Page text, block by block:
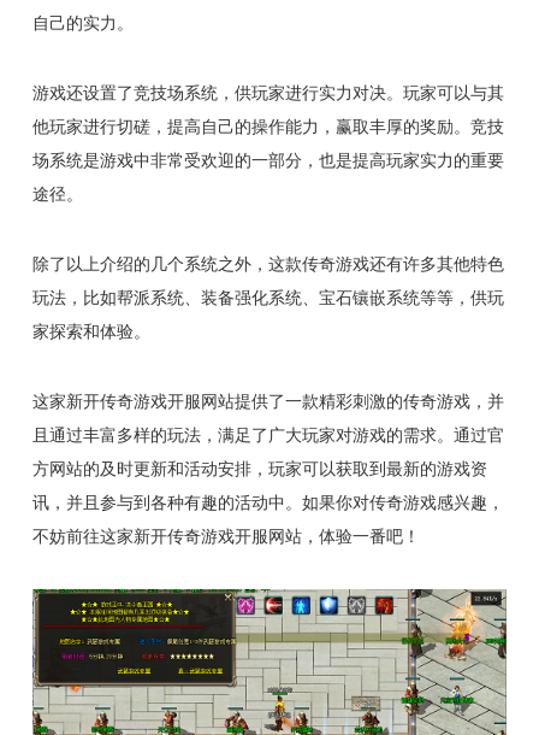
自己的实力。
游戏还设置了竞技场系统，供玩家进行实力对决。玩家可以与其
他玩家进行切磋，提高自己的操作能力，赢取丰厚的奖励。竞技
场系统是游戏中非常受欢迎的一部分，也是提高玩家实力的重要
途径。
除了以上介绍的几个系统之外，这款传奇游戏还有许多其他特色
玩法，比如帮派系统、装备强化系统、宝石镶嵌系统等等，供玩
家探索和体验。
这家新开传奇游戏开服网站提供了一款精彩刺激的传奇游戏，并
且通过丰富多样的玩法，满足了广大玩家对游戏的需求。通过官
方网站的及时更新和活动安排，玩家可以获取到最新的游戏资
讯，并且参与到各种有趣的活动中。如果你对传奇游戏感兴趣，
不妨前往这家新开传奇游戏开服网站，体验一番吧！